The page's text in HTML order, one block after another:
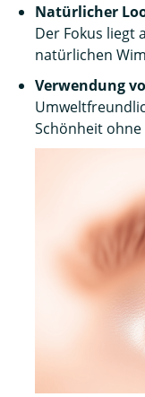
Natürlicher
Der Fokus liegt
natürlichen
Verwendung
Schönheit